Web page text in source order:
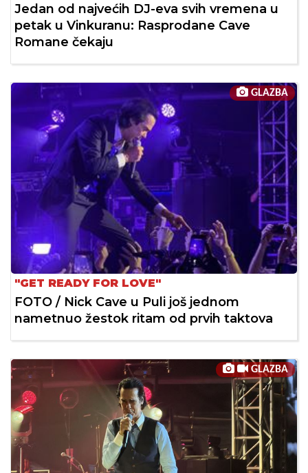
Jedan od najvećih DJ-eva svih vremena u
petak u Vinkuranu: Rasprodane Cave
Romane čekaju
GLAZBA
"GET READY FOR LOVE"
FOTO / Nick Cave u Puli još jednom
nametnuo žestok ritam od prvih taktova
GLAZBA